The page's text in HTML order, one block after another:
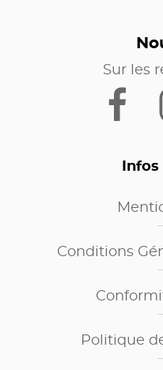
Sur les
Conditions
Politique